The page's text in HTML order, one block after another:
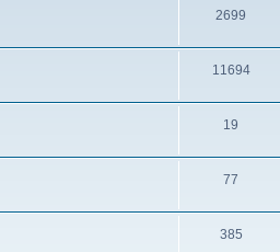
2699
11694
19
77
385